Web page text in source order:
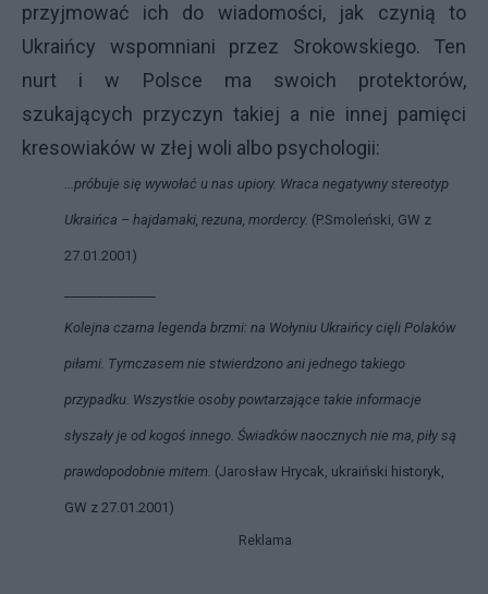
przyjmować ich do wiadomości, jak czynią to
Ukraińcy wspomniani przez Srokowskiego. Ten
nurt i w Polsce ma swoich protektorów,
szukających przyczyn takiej a nie innej pamięci
kresowiaków w złej woli albo psychologii:
...próbuje się wywołać u nas upiory. Wraca negatywny stereotyp
Ukraińca – hajdamaki, rezuna, mordercy. (P.Smoleński, GW z
27.01.2001)
Kolejna czarna legenda brzmi: na Wołyniu Ukraińcy cięli Polaków
piłami. Tymczasem nie stwierdzono ani jednego takiego
przypadku. Wszystkie osoby powtarzające takie informacje
słyszały je od kogoś innego. Świadków naocznych nie ma, piły są
prawdopodobnie mitem. (Jarosław Hrycak, ukraiński historyk,
GW z 27.01.2001)
Reklama